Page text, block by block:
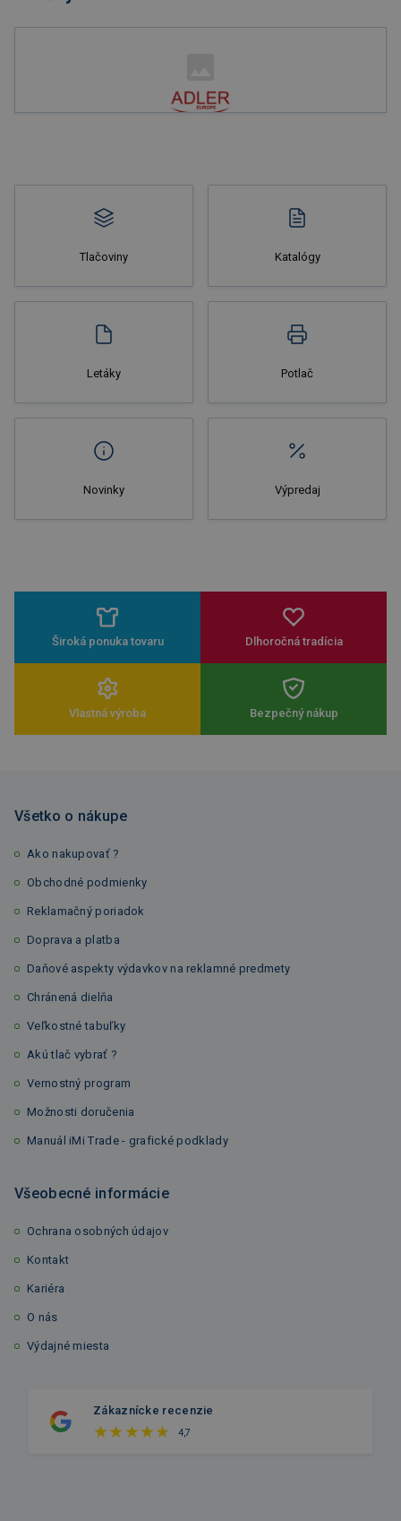
Tlačoviny Katalógy
Letáky Potlač
Novinky Výpredaj
Široká ponuka tovaru Dlhoročná tradícia
Vlastná výroba Bezpečný nákup
Všetko o nákupe
Ako nakupovať ?
Obchodné podmienky
Reklamačný poriadok
Doprava a platba
Daňové aspekty výdavkov na reklamné predmety
Chránená dielňa
Veľkostné tabuľky
Akú tlač vybrať ?
Vernostný program
Možnosti doručenia
Manuál iMi Trade - grafické podklady
Všeobecné informácie
Ochrana osobných údajov
Kontakt
Kariéra
O nás
Výdajné miesta
Zákaznícke recenzie
4,7